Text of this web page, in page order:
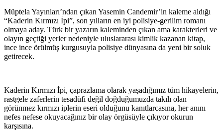
Müptela Yayınları’ndan çıkan Yasemin Candemir’in kaleme aldığı
“Kaderin Kırmızı İpi”, son yılların en iyi polisiye-gerilim romanı
olmaya aday. Türk bir yazarın kaleminden çıkan ama karakterleri ve
olayın geçtiği yerler nedeniyle uluslararası kimlik kazanan kitap,
ince ince örülmüş kurgusuyla polisiye dünyasına da yeni bir soluk
getirecek.
Kaderin Kırmızı İpi, çaprazlama olarak yaşadığımız tüm hikayelerin,
rastgele zaferlerin tesadüfi değil doğduğumuzda takılı olan
görünmez kırmızı iplerin eseri olduğunu kanıtlarcasına, her anını
nefes nefese okuyacağınız bir olay örgüsüyle çıkıyor okurun
karşısına.